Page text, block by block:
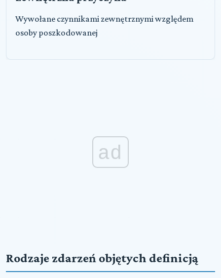
Wywołane czynnikami zewnętrznymi względem
osoby poszkodowanej
ad
Rodzaje zdarzeń objętych definicją